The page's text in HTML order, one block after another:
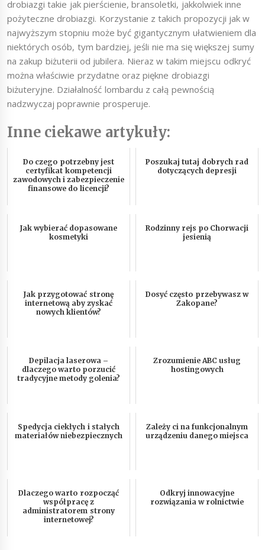
drobiazgi takie jak pierścienie, bransoletki, jakkolwiek inne
pożyteczne drobiazgi. Korzystanie z takich propozycji jak w
najwyższym stopniu może być gigantycznym ułatwieniem dla
niektórych osób, tym bardziej, jeśli nie ma się większej sumy
na zakup biżuterii od jubilera. Nieraz w takim miejscu odkryć
można właściwie przydatne oraz piękne drobiazgi
biżuteryjne. Działalność lombardu z całą pewnością
nadzwyczaj poprawnie prosperuje.
Inne ciekawe artykuły:
Do czego potrzebny jest
certyfikat kompetencji
zawodowych i zabezpieczenie
finansowe do licencji?
Poszukaj tutaj dobrych rad
dotyczących depresji
Jak wybierać dopasowane
kosmetyki
Rodzinny rejs po Chorwacji
jesienią
Jak przygotować stronę
internetową aby zyskać
nowych klientów?
Dosyć często przebywasz w
Zakopane?
Depilacja laserowa –
dlaczego warto porzucić
tradycyjne metody golenia?
Zrozumienie ABC usług
hostingowych
Spedycja ciekłych i stałych
materiałów niebezpiecznych
Zależy ci na funkcjonalnym
urządzeniu danego miejsca
Dlaczego warto rozpocząć
współpracę z
administratorem strony
internetowej?
Odkryj innowacyjne
rozwiązania w rolnictwie